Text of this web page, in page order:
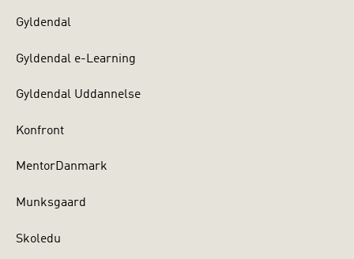
Gyldendal
Gyldendal e-Learning
Gyldendal Uddannelse
Konfront
MentorDanmark
Munksgaard
Skoledu